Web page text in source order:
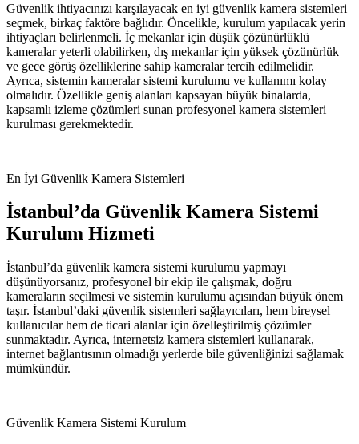
Güvenlik ihtiyacınızı karşılayacak en iyi güvenlik kamera sistemleri
seçmek, birkaç faktöre bağlıdır. Öncelikle, kurulum yapılacak yerin
ihtiyaçları belirlenmeli. İç mekanlar için düşük çözünürlüklü
kameralar yeterli olabilirken, dış mekanlar için yüksek çözünürlük
ve gece görüş özelliklerine sahip kameralar tercih edilmelidir.
Ayrıca, sistemin kameralar sistemi kurulumu ve kullanımı kolay
olmalıdır. Özellikle geniş alanları kapsayan büyük binalarda,
kapsamlı izleme çözümleri sunan profesyonel kamera sistemleri
kurulması gerekmektedir.
En İyi Güvenlik Kamera Sistemleri
İstanbul’da Güvenlik Kamera Sistemi
Kurulum Hizmeti
İstanbul’da güvenlik kamera sistemi kurulumu yapmayı
düşünüyorsanız, profesyonel bir ekip ile çalışmak, doğru
kameraların seçilmesi ve sistemin kurulumu açısından büyük önem
taşır. İstanbul’daki güvenlik sistemleri sağlayıcıları, hem bireysel
kullanıcılar hem de ticari alanlar için özelleştirilmiş çözümler
sunmaktadır. Ayrıca, internetsiz kamera sistemleri kullanarak,
internet bağlantısının olmadığı yerlerde bile güvenliğinizi sağlamak
mümkündür.
Güvenlik Kamera Sistemi Kurulum